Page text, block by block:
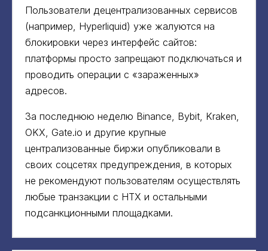
Пользователи децентрализованных сервисов
(например, Hyperliquid) уже жалуются на
блокировки через интерфейс сайтов:
платформы просто запрещают подключаться и
проводить операции с «зараженных»
адресов.
За последнюю неделю Binance, Bybit, Kraken,
OKX, Gate.io и другие крупные
централизованные биржи опубликовали в
своих соцсетях предупреждения, в которых
не рекомендуют пользователям осуществлять
любые транзакции с HTX и остальными
подсанкционными площадками.